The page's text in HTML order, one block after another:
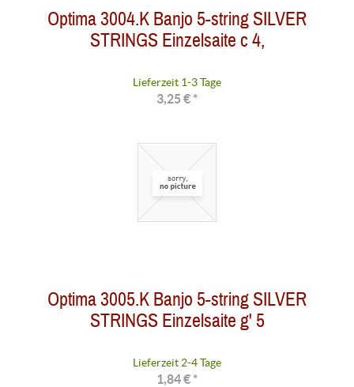
Optima 3004.K Banjo 5-string SILVER
STRINGS Einzelsaite c 4,
Lieferzeit 1-3 Tage
3,25 € *
Optima 3005.K Banjo 5-string SILVER
STRINGS Einzelsaite g' 5
Lieferzeit 2-4 Tage
1,84 € *